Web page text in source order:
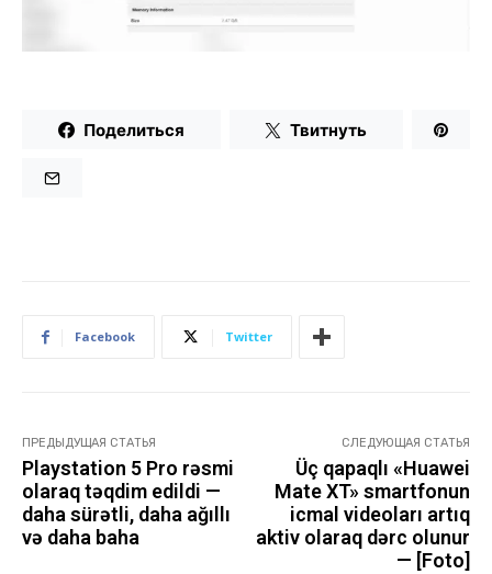
Поделиться Твитнуть
Facebook Twitter
ПРЕДЫДУЩАЯ СТАТЬЯ
Playstation 5 Pro rəsmi
olaraq təqdim edildi —
daha sürətli, daha ağıllı
və daha baha
СЛЕДУЮЩАЯ СТАТЬЯ
Üç qapaqlı «Huawei
Mate XT» smartfonun
icmal videoları artıq
aktiv olaraq dərc olunur
— [Foto]